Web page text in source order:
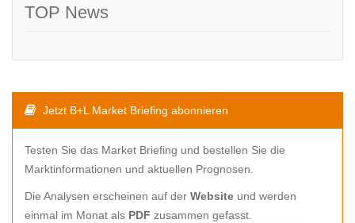
TOP News
Jetzt B+L Market Briefing abonnieren
Testen Sie das Market Briefing und bestellen Sie die
Marktinformationen und aktuellen Prognosen.
Die Analysen erscheinen auf der Website und werden
einmal im Monat als PDF zusammen gefasst.